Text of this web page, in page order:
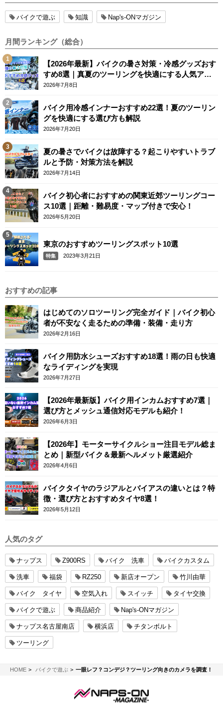
バイクで遊ぶ 知識 Nap's-ONマガジン
月間ランキング（総合）
【2026年最新】バイクの暑さ対策・冷感グッズおす
すめ8選｜真夏のツーリングを快適にする人気アイ
テム
2026年7月8日
バイク用冷感インナーおすすめ22選！夏のツーリン
グを快適にする選び方も解説
2026年7月20日
夏の暑さでバイクは故障する？起こりやすいトラブ
ルと予防・対策方法を解説
2026年7月14日
バイク初心者におすすめの関東近郊ツーリングコー
ス10選｜距離・難易度・マップ付きで安心！
2026年5月20日
東京のおすすめツーリングスポット10選
特集 2023年3月21日
おすすめの記事
はじめてのソロツーリング完全ガイド｜バイク初心
者が不安なく走るための準備・装備・走り方
2026年2月16日
バイク用防水シューズおすすめ18選！雨の日も快適
なライディングを実現
2026年7月27日
【2026年最新版】バイク用インカムおすすめ7選｜
選び方とメッシュ通信対応モデルも紹介！
2026年6月3日
【2026年】モーターサイクルショー注目モデル総ま
とめ｜新型バイク＆最新ヘルメット厳選紹介
2026年4月6日
バイクタイヤのラジアルとバイアスの違いとは？特
徴・選び方とおすすめタイヤ8選！
2026年5月12日
人気のタグ
ナップス Z900RS バイク 洗車 バイクカスタム
洗車 福袋 RZ250 新店オープン 竹川由華
バイク タイヤ 空気入れ スイッチ タイヤ交換
バイクで遊ぶ 商品紹介 Nap's-ONマガジン
ナップス名古屋南店 横浜店 チタンボルト
ツーリング
HOMENAPS-ON マガジン
バイクで遊ぶ 一眼レフ？コンデジ？ツーリング向きのカメラを調査！